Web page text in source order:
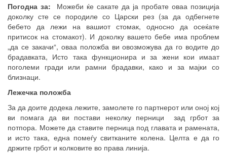
Погодна за: Можеби ќе сакате да ја пробате оваа позиција
доколку сте се породиле со Царски рез (за да одбегнете
бебето да лежи на вашиот стомак, односно да осеќате
притисок на стомакот). И доколку вашето бебе има проблем
„да се закачи“, оваа положба ви овозможува да го водите до
брадавката, Исто така функционира и за жени кои имаат
поголеми гради или рамни брадавки, како и за мајки со
близнаци.
Лежечка положба
За да доите додека лежите, замолете го партнерот или оној кој
ви помага да ви постави неколку перници зад грбот за
потпора. Можете да ставите перница под главата и рамената,
и исто така, една помеѓу свитканите колена. Целта е да го
држите грбот и колковите во права линија.